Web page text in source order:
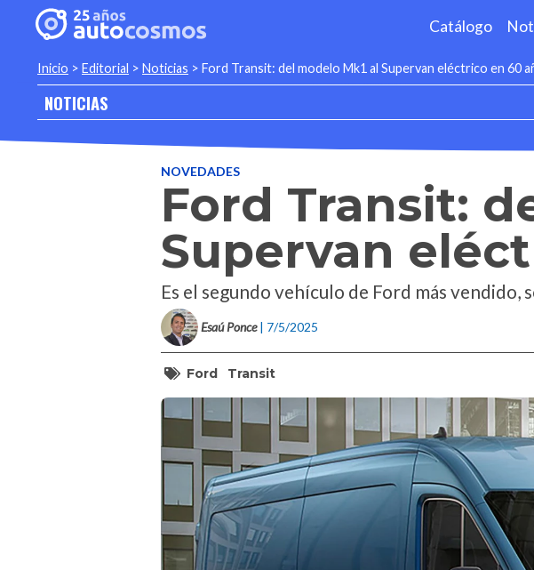
Catálogo
Inicio > Editorial > Noticias > Ford Transit: del modelo Mk1 al Supervan eléctrico en 60
NOTICIAS
NOVEDADES
Ford Transit:
Supervan
Es el segundo vehículo de Ford más vendido,
Esaú Ponce | 7/5/2025
Ford Transit